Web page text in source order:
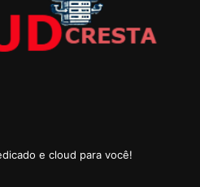
e cloud para você!